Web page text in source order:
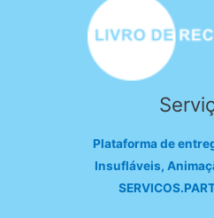
Plataforma de
Insufláveis,